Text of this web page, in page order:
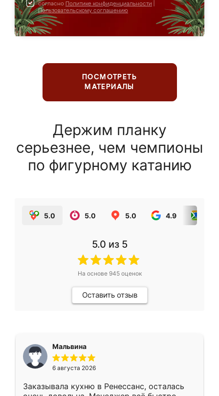
согласно Политике конфиденциальности
Пользовательскому соглашению
ПОСМОТРЕТЬ
МАТЕРИАЛЫ
Держим планку
серьезнее, чем чемпионы
по фигурному катанию
5.0 5.0 5.0 4.9
5.0 из 5
На основе 945оценок
Оставить отзыв
Мальвина
6 августа 2026
Заказывала кухню в Ренессанс, осталась